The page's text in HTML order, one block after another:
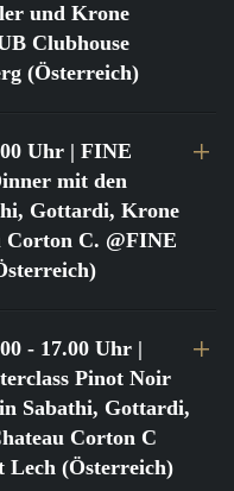
und Krone
Clubhouse
(Österreich)
Uhr | FINE
mit den
Gottardi, Krone
Corton C. @FINE
- 17.00 Uhr |
Pinot Noir
Sabathi, Gottardi,
Corton C
Lech (Österreich)